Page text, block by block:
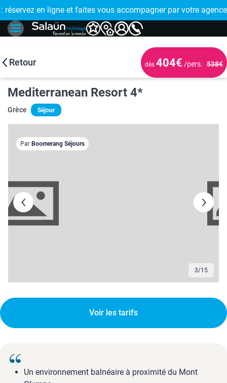
!
: réservez en ligne et faites vous accompagner par votre
🤩
Retour dès 404€ /pers. 538€
Mediterranean Resort 4*
Grèce Séjour
3/15
Par Boomerang Séjours
Voir les tarifs
Un environnement balnéaire à proximité du Mont